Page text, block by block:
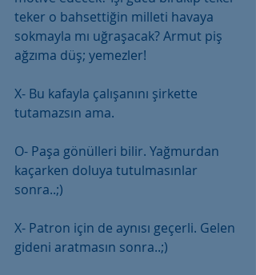
teker o bahsettiğin milleti havaya
sokmayla mı uğraşacak? Armut piş
ağzıma düş; yemezler!
X- Bu kafayla çalışanını şirkette
tutamazsın ama.
O- Paşa gönülleri bilir. Yağmurdan
kaçarken doluya tutulmasınlar
sonra..;)
X- Patron için de aynısı geçerli. Gelen
gideni aratmasın sonra..;)